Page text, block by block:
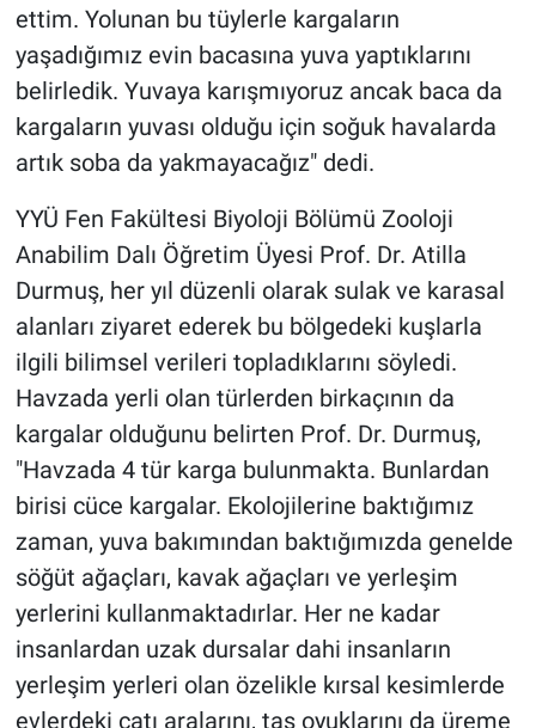
ettim. Yolunan bu tüylerle kargaların
yaşadığımız evin bacasına yuva yaptıklarını
belirledik. Yuvaya karışmıyoruz ancak baca da
kargaların yuvası olduğu için soğuk havalarda
artık soba da yakmayacağız" dedi.
YYÜ Fen Fakültesi Biyoloji Bölümü Zooloji
Anabilim Dalı Öğretim Üyesi Prof. Dr. Atilla
Durmuş, her yıl düzenli olarak sulak ve karasal
alanları ziyaret ederek bu bölgedeki kuşlarla
ilgili bilimsel verileri topladıklarını söyledi.
Havzada yerli olan türlerden birkaçının da
kargalar olduğunu belirten Prof. Dr. Durmuş,
"Havzada 4 tür karga bulunmakta. Bunlardan
birisi cüce kargalar. Ekolojilerine baktığımız
zaman, yuva bakımından baktığımızda genelde
söğüt ağaçları, kavak ağaçları ve yerleşim
yerlerini kullanmaktadırlar. Her ne kadar
insanlardan uzak dursalar dahi insanların
yerleşim yerleri olan özelikle kırsal kesimlerde
evlerdeki çatı aralarını, taş oyuklarını da üreme
Ne demişti
Nedir
Popüler
Programlar
Sağlık
Spor
Teknoloji
Türkiye'nin Geleceği
Türkiye'nin Gündemi
Yerel Gündem
Yerel Yaşam
Canlı Yayın